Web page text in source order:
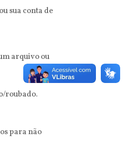
sua conta de
arquivo ou
roubado.
para não